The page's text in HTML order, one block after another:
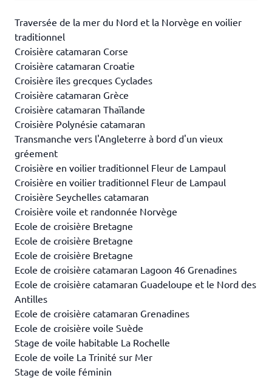
Traversée de la mer du Nord et la Norvège en voilier
traditionnel
Croisière catamaran Corse
Croisière catamaran Croatie
Croisière îles grecques Cyclades
Croisière catamaran Grèce
Croisière catamaran Thaïlande
Croisière Polynésie catamaran
Transmanche vers l'Angleterre à bord d'un vieux
gréement
Croisière en voilier traditionnel Fleur de Lampaul
Croisière en voilier traditionnel Fleur de Lampaul
Croisière Seychelles catamaran
Croisière voile et randonnée Norvège
Ecole de croisière Bretagne
Ecole de croisière Bretagne
Ecole de croisière Bretagne
Ecole de croisière catamaran Lagoon 46 Grenadines
Ecole de croisière catamaran Guadeloupe et le Nord des
Antilles
Ecole de croisière catamaran Grenadines
Ecole de croisière voile Suède
Stage de voile habitable La Rochelle
Ecole de voile La Trinité sur Mer
Stage de voile féminin